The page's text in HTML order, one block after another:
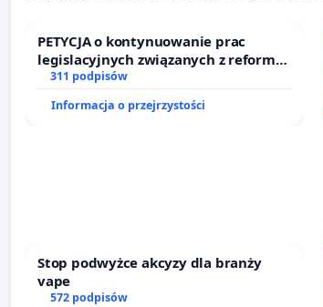
PETYCJA o kontynuowanie prac
legislacyjnych związanych z reformą
prawa rodzinnego
311 podpisów
Informacja o przejrzystości
Stop podwyżce akcyzy dla branży
vape
572 podpisów